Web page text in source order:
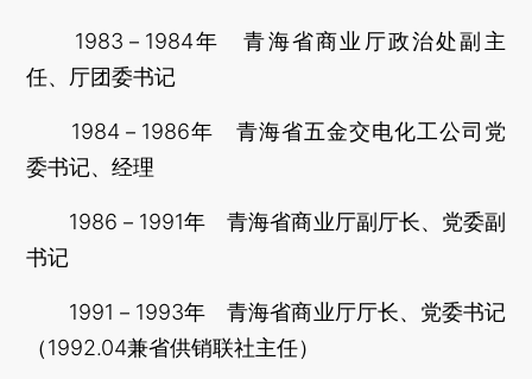
1983－1984年 青海省商业厅政治处副主
任、厅团委书记
1984－1986年 青海省五金交电化工公司党
委书记、经理
1986－1991年 青海省商业厅副厅长、党委副
书记
1991－1993年 青海省商业厅厅长、党委书记
（1992.04兼省供销联社主任）